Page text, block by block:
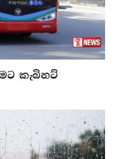
කැබිනට්